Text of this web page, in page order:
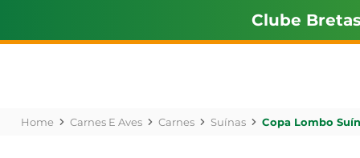
Clube Bretas
Carnes E Aves Carnes Suínas Copa Lombo